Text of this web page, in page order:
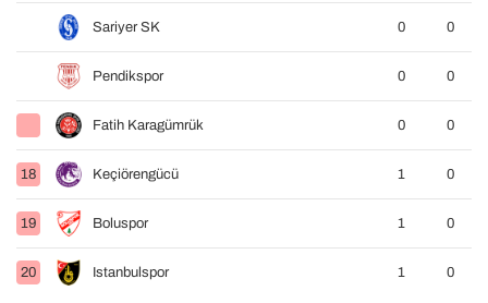
Sariyer SK 0 0
Pendikspor 0 0
Fatih Karagümrük 0 0
18 Keçiörengücü 1 0
19 Boluspor 1 0
20 Istanbulspor 1 0